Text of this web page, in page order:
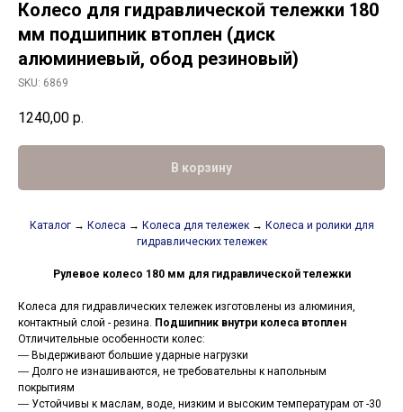
Колесо для гидравлической тележки 180
мм подшипник втоплен (диск
алюминиевый, обод резиновый)
SKU: 6869
1240,00 р.
В корзину
Каталог→ Колеса → Колеса для тележек→ Колеса и ролики для
гидравлических тележек
Рулевое колесо 180 мм для гидравлической тележки
Колеса для гидравлических тележек изготовлены из алюминия,
контактный слой - резина. Подшипник внутри колеса втоплен
Отличительные особенности колес:
― Выдерживают большие ударные нагрузки
― Долго не изнашиваются, не требовательны к напольным
покрытиям
― Устойчивы к маслам, воде, низким и высоким температурам от -30